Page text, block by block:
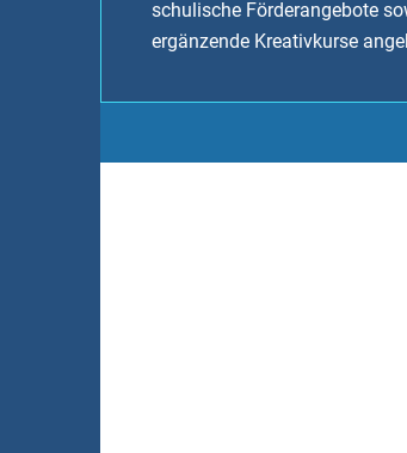
schulische Förderangebote
ergänzende Kreativkurse